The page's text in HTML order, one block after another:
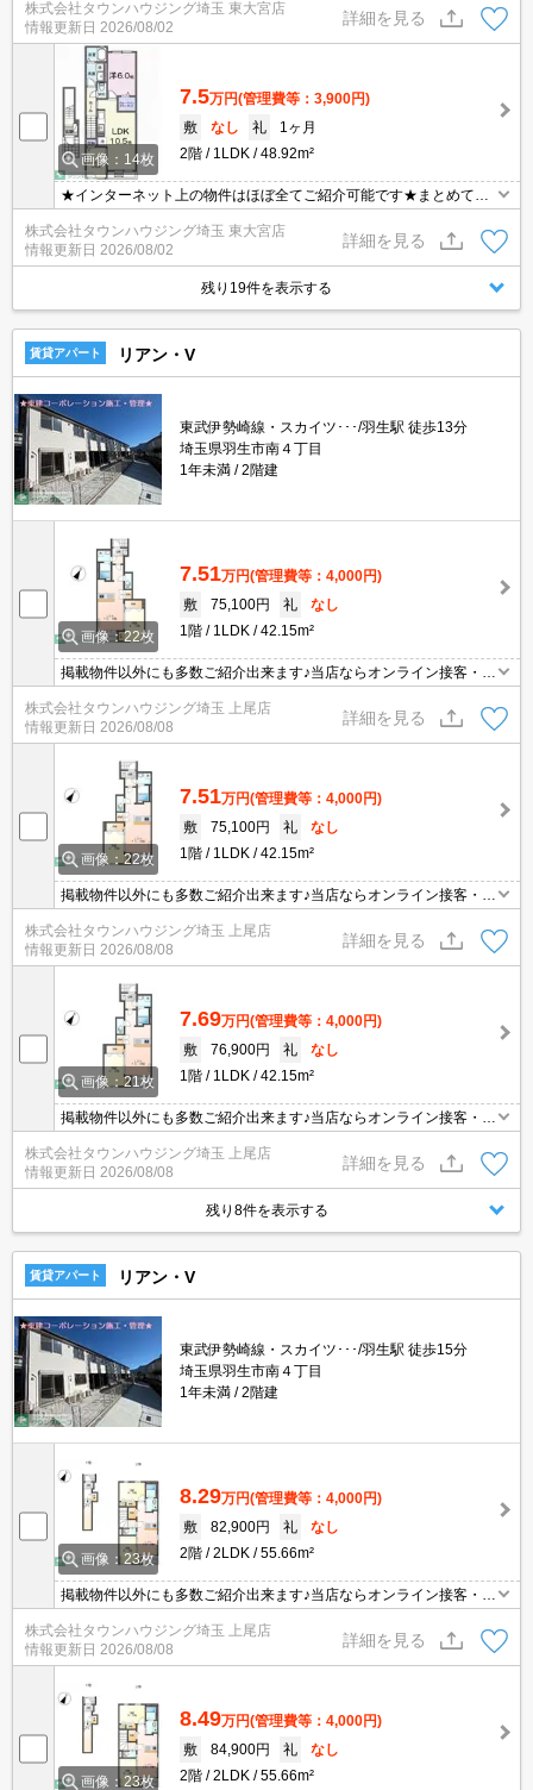
東大宮店まで★
株式会社タウンハウジング埼玉 東大宮店
情報更新日 2026/08/02
詳細を見る
画像：14枚
7.5万円(管理費等：3,900円)
敷
なし 礼
1ヶ月
2階
1LDK 48.92m²
★インターネット上の物件はほぼ全てご紹介可能です★まとめてご
紹介致します★お部屋探しは情報量地域No１の★タウンハウジング
東大宮店まで★
株式会社タウンハウジング埼玉 東大宮店
情報更新日 2026/08/02
詳細を見る
残り19件を表示する
賃貸アパート リアン・V
東武伊勢崎線・スカイツ･･･/羽生駅 徒歩13分
埼玉県羽生市南４丁目
1年未満
2階建
画像：22枚
7.51万円(管理費等：4,000円)
敷
75,100円 礼
なし
1階
1LDK 42.15m²
掲載物件以外にも多数ご紹介出来ます♪当店ならオンライン接客・内
見可能です！メールでのお問い合わせの際は、電話番号も記載頂き
ますとスムーズに御対応できます♪
株式会社タウンハウジング埼玉 上尾店
情報更新日 2026/08/08
詳細を見る
画像：22枚
7.51万円(管理費等：4,000円)
敷
75,100円 礼
なし
1階
1LDK 42.15m²
掲載物件以外にも多数ご紹介出来ます♪当店ならオンライン接客・内
見可能です！メールでのお問い合わせの際は、電話番号も記載頂き
ますとスムーズに御対応できます♪
株式会社タウンハウジング埼玉 上尾店
情報更新日 2026/08/08
詳細を見る
画像：21枚
7.69万円(管理費等：4,000円)
敷
76,900円 礼
なし
1階
1LDK 42.15m²
掲載物件以外にも多数ご紹介出来ます♪当店ならオンライン接客・内
見可能です！メールでのお問い合わせの際は、電話番号も記載頂き
ますとスムーズに御対応できます♪
株式会社タウンハウジング埼玉 上尾店
情報更新日 2026/08/08
詳細を見る
残り8件を表示する
賃貸アパート リアン・V
東武伊勢崎線・スカイツ･･･/羽生駅 徒歩15分
埼玉県羽生市南４丁目
1年未満
2階建
画像：23枚
8.29万円(管理費等：4,000円)
敷
82,900円 礼
なし
2階
2LDK 55.66m²
掲載物件以外にも多数ご紹介出来ます♪当店ならオンライン接客・内
見可能です！メールでのお問い合わせの際は、電話番号も記載頂き
ますとスムーズに御対応できます♪
株式会社タウンハウジング埼玉 上尾店
情報更新日 2026/08/08
詳細を見る
画像：23枚
8.49万円(管理費等：4,000円)
敷
84,900円 礼
なし
2階
2LDK 55.66m²